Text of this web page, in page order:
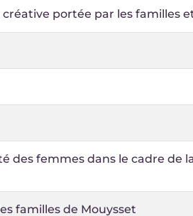
portée par les familles
des femmes dans le cadre de
familles de Mouysset